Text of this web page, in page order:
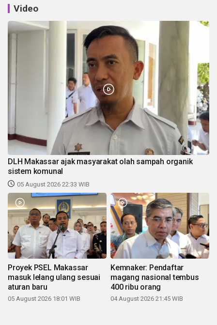
Video
DLH Makassar ajak masyarakat olah sampah organik
sistem komunal
05 August 2026 22:33 WIB
Proyek PSEL Makassar
masuk lelang ulang sesuai
aturan baru
05 August 2026 18:01 WIB
Kemnaker: Pendaftar
magang nasional tembus
400 ribu orang
04 August 2026 21:45 WIB